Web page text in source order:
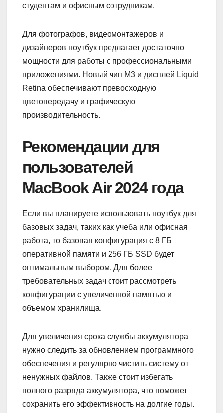
студентам и офисным сотрудникам.
Для фотографов, видеомонтажеров и
дизайнеров ноутбук предлагает достаточно
мощности для работы с профессиональными
приложениями. Новый чип M3 и дисплей Liquid
Retina обеспечивают превосходную
цветопередачу и графическую
производительность.
Рекомендации для
пользователей
MacBook Air 2024 года
Если вы планируете использовать ноутбук для
базовых задач, таких как учеба или офисная
работа, то базовая конфигурация с 8 ГБ
оперативной памяти и 256 ГБ SSD будет
оптимальным выбором. Для более
требовательных задач стоит рассмотреть
конфигурации с увеличенной памятью и
объемом хранилища.
Для увеличения срока службы аккумулятора
нужно следить за обновлением программного
обеспечения и регулярно чистить систему от
ненужных файлов. Также стоит избегать
полного разряда аккумулятора, что поможет
сохранить его эффективность на долгие годы.